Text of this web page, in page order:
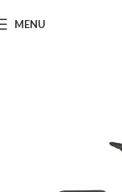
MENU